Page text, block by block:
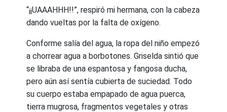
“¡¡UAAAHHH!!”, respiró mi hermana, con la cabeza
dando vueltas por la falta de oxígeno.
Conforme salía del agua, la ropa del niño empezó
a chorrear agua a borbotones. Griselda sintió que
se libraba de una espantosa y fangosa ducha,
pero aún así sentía cubierta de suciedad. Todo
su cuerpo estaba empapado de agua puerca,
tierra mugrosa, fragmentos vegetales y otras